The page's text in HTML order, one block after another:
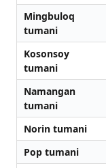
Mingbuloq
tumani
Kosonsoy
tumani
Namangan
tumani
Norin tumani
Pop tumani